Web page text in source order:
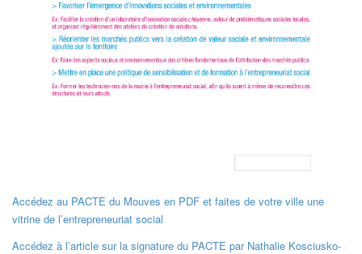
Accédez au PACTE du Mouves en PDF et faites de votre ville une
vitrine de l’entrepreneuriat social
Accédez à l’article sur la signature du PACTE par Nathalie Kosciusko-